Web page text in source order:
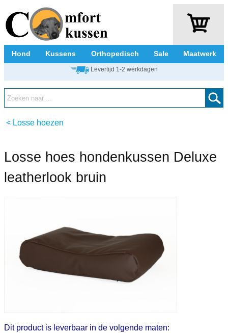
Hond Kussens Orthopedisch Sale Maatwerk
Levertijd 1-2 werkdagen
< Losse hoezen
Losse hoes hondenkussen Deluxe
leatherlook bruin
Dit product is leverbaar in de volgende maten: